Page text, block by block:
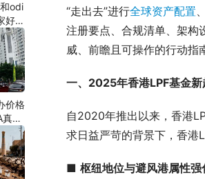
“走出去”进行全球资产配置
注册要点、合规清单、架构
威、前瞻且可操作的行动指
一、2025年香港LPF基金
自2020年推出以来，香港
求日益严苛的背景下，香港
■ 枢纽地位与避风港属性强
odi
好？
价格
实